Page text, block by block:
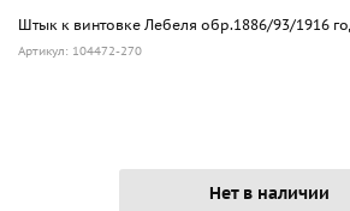
Штык к винтовке Лебеля обр.1886/93/1916
Артикул: 104472-270
Нет в наличии